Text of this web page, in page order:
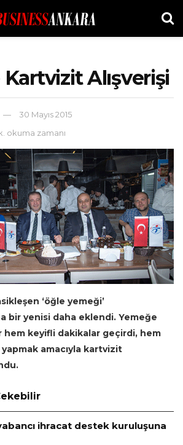
Kartvizit Alışverişi
30 Mayıs 2015
okuma zamanı
‘öğle yemeği’
bir yenisi daha eklendi. Yemeğe
hem keyifli dakikalar geçirdi, hem
amacıyla kartvizit
ihracat destek kuruluşuna